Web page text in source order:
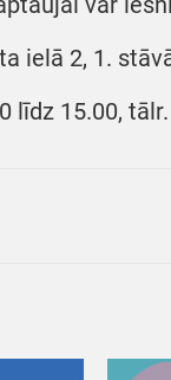
ielā 2, 1.
līdz 15.00,